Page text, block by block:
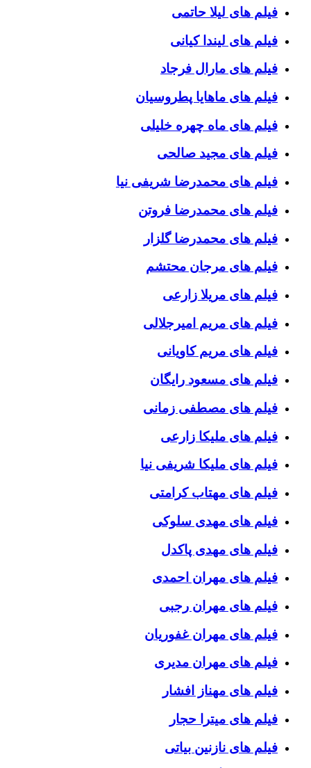
فیلم های لیلا حاتمی
فیلم های لیندا کیانی
فیلم های مارال فرجاد
فیلم های ماهایا پطروسیان
فیلم های ماه چهره خلیلی
فیلم های مجید صالحی
فیلم های محمدرضا شریفی نیا
فیلم های محمدرضا فروتن
فیلم های محمدرضا گلزار
فیلم های مرجان محتشم
فیلم های مریلا زارعی
فیلم های مریم امیرجلالی
فیلم های مریم کاویانی
فیلم های مسعود رایگان
فیلم های مصطفی زمانی
فیلم های ملیکا زارعی
فیلم های ملیکا شریفی نیا
فیلم های مهتاب کرامتی
فیلم های مهدی سلوکی
فیلم های مهدی پاکدل
فیلم های مهران احمدی
فیلم های مهران رجبی
فیلم های مهران غفوریان
فیلم های مهران مدیری
فیلم های مهناز افشار
فیلم های میترا حجار
فیلم های نازنین بیاتی